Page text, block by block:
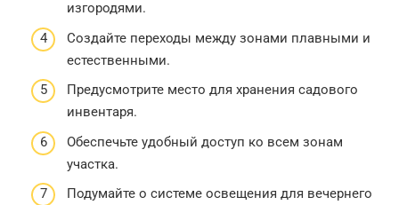
изгородями.
Создайте переходы между зонами плавными и
естественными.
Предусмотрите место для хранения садового
инвентаря.
Обеспечьте удобный доступ ко всем зонам
участка.
Подумайте о системе освещения для вечернего